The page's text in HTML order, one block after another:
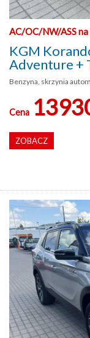
AC/OC/NW/ASS na
KGM
Adventure +
Benzyna, skrzynia
Cena
ZOBACZ